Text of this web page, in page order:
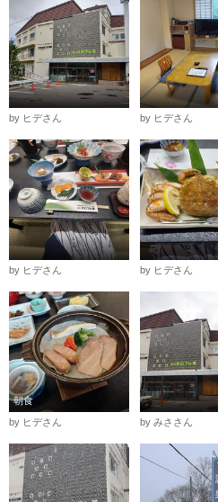
by ヒデさん by ヒデさん
by ヒデさん by ヒデさん
朝食
by ヒデさん
by みささん